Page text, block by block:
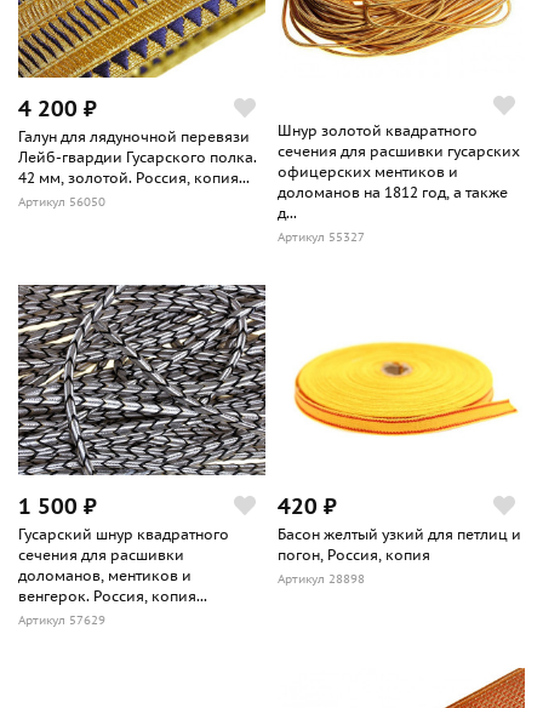
4 200 ₽
Галун для лядуночной перевязи
Лейб-гвардии Гусарского полка.
42 мм, золотой. Россия, копия...
Артикул 56050
Шнур золотой квадратного
сечения для расшивки гусарских
офицерских ментиков и
доломанов на 1812 год, а также
д...
Артикул 55327
1 500 ₽
Гусарский шнур квадратного
сечения для расшивки
доломанов, ментиков и
венгерок. Россия, копия...
Артикул 57629
420 ₽
Басон желтый узкий для петлиц и
погон, Россия, копия
Артикул 28898